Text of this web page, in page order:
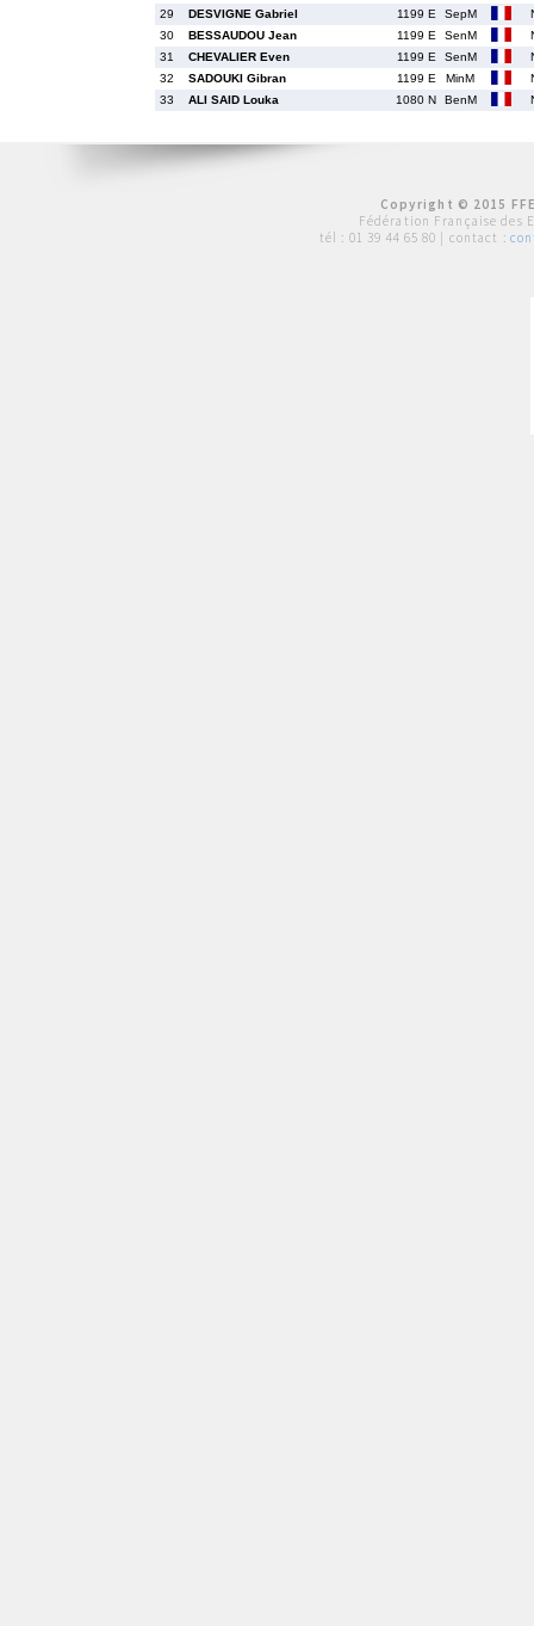
29
DESVIGNE Gabriel 1199 E SepM
30
BESSAUDOU Jean 1199 E SenM
31
CHEVALIER Even 1199 E SenM
32
SADOUKI Gibran 1199 E MinM
33
ALI SAID Louka 1080 N BenM
Copyright © 2015
Fédération Française des
tél : 01 39 44 65 80 | contact :